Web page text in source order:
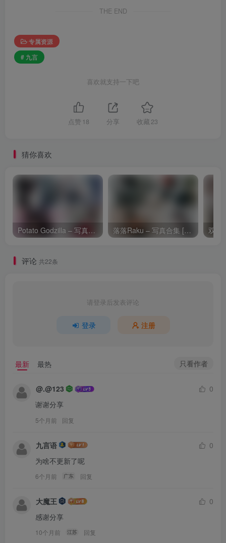
THE END
专属资源
# 九言
喜欢就支持一下吧
点赞 18 分享 收藏 23
猜你喜欢
Potato Godzilla – 写真合集 [184套] [持续更新] 落落Raku – 写真合集 [44套] [持续更新]
评论 共22条
请登录后发表评论
登录 注册
最新 最热 只看作者
@.@123
0
谢谢分享
5个月前 回复
九言语
0
为啥不更新了呢
6个月前 广东 回复
大魔王
0
感谢分享
10个月前 江苏 回复